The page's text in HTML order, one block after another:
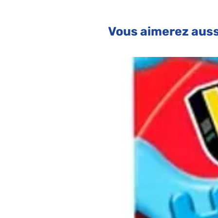
Vous aimerez